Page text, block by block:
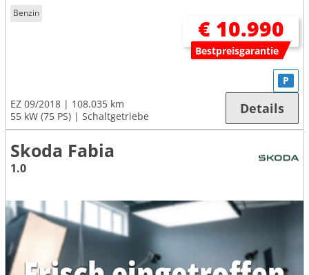
Benzin
€ 10.990
Bestpreisgarantie
EZ 09/2018
108.035 km
55 kW (75 PS)
Schaltgetriebe
P
Details
Skoda Fabia
1.0